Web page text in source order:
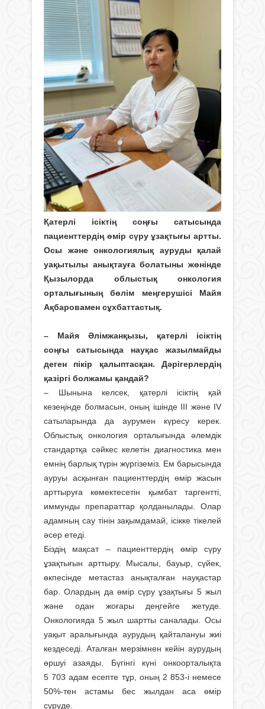
Қатерлі ісіктің соңғы сатысында
пациенттердің өмір сүру ұзақтығы артты.
Осы және онкологиялық ауруды қалай
уақытылы анықтауға болатыны жөнінде
Қызылорда облыстық онкология
орталығының бөлім меңгерушісі Майя
Ақбаровамен сұхбаттастық.
– Майя Әлімжанқызы, қатерлі ісіктің
соңғы сатысында науқас жазылмайды
деген пікір қалыптасқан. Дәрігерлердің
қазіргі болжамы қандай?
– Шынына келсек, қатерлі ісіктің қай
кезеңінде болмасын, оның ішінде ІІІ және IV
сатыларында да аурумен күресу керек.
Облыстық онкология орталығында әлемдік
стандартқа сәйкес келетін диагностика мен
емнің барлық түрін жүргіземіз. Ем барысында
ауруы асқынған пациенттердің өмір жасын
арттыруға көмектесетін қымбат таргентті,
иммунды препараттар қолданылады. Олар
адамның сау тінін зақымдамай, ісікке тікелей
әсер етеді.
Біздің мақсат – пациенттердің өмір сүру
ұзақтығын арттыру. Мысалы, бауыр, сүйек,
өкпесінде метастаз анықталған науқастар
бар. Олардың да өмір сүру ұзақтығы 5 жыл
және одан жоғары деңгейге жетуде.
Онкологияда 5 жыл шартты саналады. Осы
уақыт аралығында аурудың қайталануы жиі
кездеседі. Аталған мерзімнен кейін аурудың
өршуі азаяды. Бүгінгі күні онкоорталықта
5 703 адам есепте тұр, оның 2 853-і немесе
50%-тен астамы бес жылдан аса өмір
сүруде.